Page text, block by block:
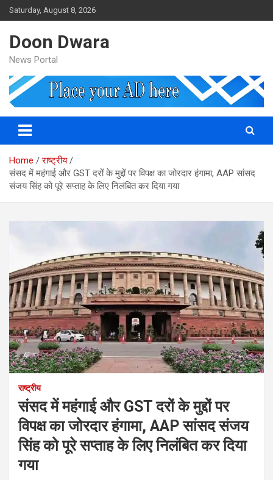
Skip
to
Saturday, August 8, 2026
Doon Dwara
News Portal
Home
राष्ट्रीय
संसद में महंगाई और GST दरों के मुद्दों पर विपक्ष का जोरदार हंगामा, AAP सांसद
संजय सिंह को पूरे सप्ताह के लिए निलंबित कर दिया गया
राष्ट्रीय
संसद में महंगाई और GST दरों के मुद्दों पर
विपक्ष का जोरदार हंगामा, AAP सांसद संजय
सिंह को पूरे सप्ताह के लिए निलंबित कर दिया
गया